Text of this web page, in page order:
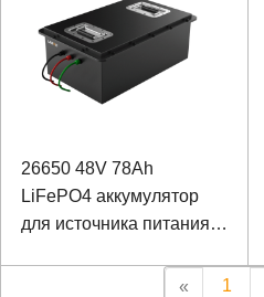
связью
26650 48V 78Ah
LiFePO4 аккумулятор
для источника питания
« 1